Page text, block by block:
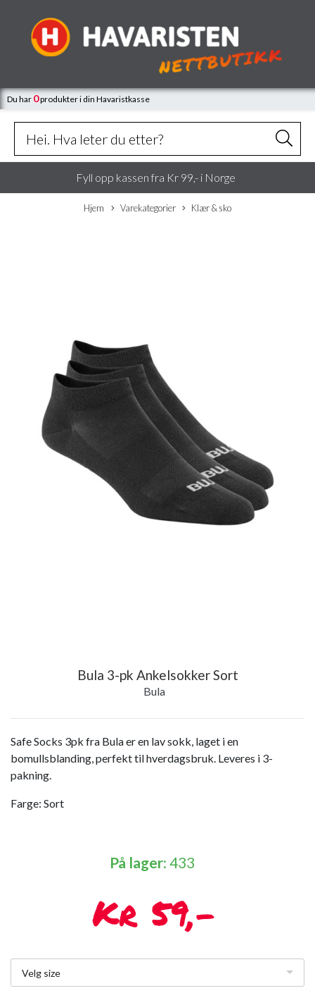
Du har 0produkteri din Havaristkasse
Fyll opp kassen fra Kr 99,- i Norge
Hjem Varekategorier Klær & sko
Bula 3-pk Ankelsokker Sort
Bula
Safe Socks 3pk fra Bula er en lav sokk, laget i en
bomullsblanding, perfekt til hverdagsbruk. Leveres i 3-
pakning.
Farge: Sort
På lager: 433
59,-
Velg size